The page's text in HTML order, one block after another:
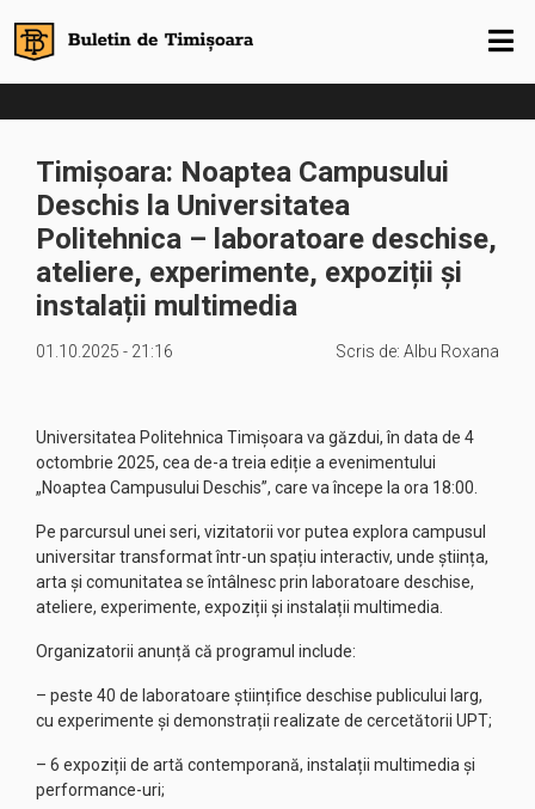
Timișoara: Noaptea Campusului
Deschis la Universitatea
Politehnica – laboratoare deschise,
ateliere, experimente, expoziții și
instalații multimedia
01.10.2025 - 21:16 Scris de: Albu Roxana
Universitatea Politehnica Timișoara va găzdui, în data de 4
octombrie 2025, cea de-a treia ediție a evenimentului
„Noaptea Campusului Deschis”, care va începe la ora 18:00.
Pe parcursul unei seri, vizitatorii vor putea explora campusul
universitar transformat într-un spațiu interactiv, unde știința,
arta și comunitatea se întâlnesc prin laboratoare deschise,
ateliere, experimente, expoziții și instalații multimedia.
Organizatorii anunță că programul include:
– peste 40 de laboratoare științifice deschise publicului larg,
cu experimente și demonstrații realizate de cercetătorii UPT;
– 6 expoziții de artă contemporană, instalații multimedia și
performance-uri;